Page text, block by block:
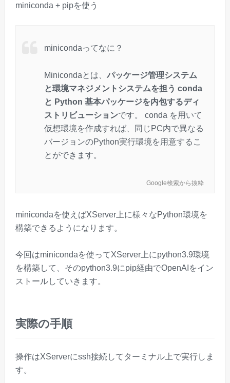
miniconda + pipを使う
minicondaってなに？
Minicondaとは、 パッケージ管理システム
と環境マネジメントシステムを担う conda
と Python 基本パッケージを内包するディ
ストリビューションです。 conda を用いて
仮想環境を作成すれば、同じPC内で異なる
バージョンのPython実行環境を用意するこ
とができます。
Google検索から抜粋
minicondaを使えばXServer上に様々なPython環境を
構築できるようになります。
今回はminicondaを使ってXServer上にpython3.9環境
を構築して、そのpython3.9にpip経由でOpenAIをイン
ストールしていきます。
実際の手順
操作はXServerにssh接続してターミナル上で実行しま
す。